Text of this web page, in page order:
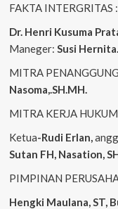
FAKTA INTERGRITAS
Dr. Henri Kusuma
Maneger: Susi Hernita.
MITRA
Nasoma,.SH.MH.
MITRA KERJA HUKUM
Ketua-Rudi Erlan,
Sutan FH, Nasation,
PIMPINAN
Hengki Maulana, ST,